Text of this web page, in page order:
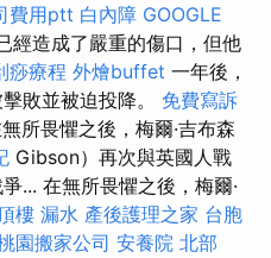
費用ptt 白內障 GOOGLE
經造成了嚴重的傷口，但他
痧療程 外燴buffet 一年後，
敗並被迫投降。 免費寫訴
所畏懼之後，梅爾·吉布森
Gibson）再次與英國人戰
... 在無所畏懼之後，梅爾·
樓 漏水 產後護理之家 台胞
園搬家公司 安養院 北部